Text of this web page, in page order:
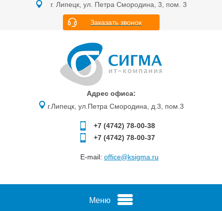
г. Липецк, ул. Петра Смородина, 3, пом. 3
Заказать звонок
Адрес офиса:
г.Липецк, ул.Петра Смородина, д.3, пом.3
+7 (4742) 78-00-38
+7 (4742) 78-00-37
E-mail: office@ksigma.ru
Меню